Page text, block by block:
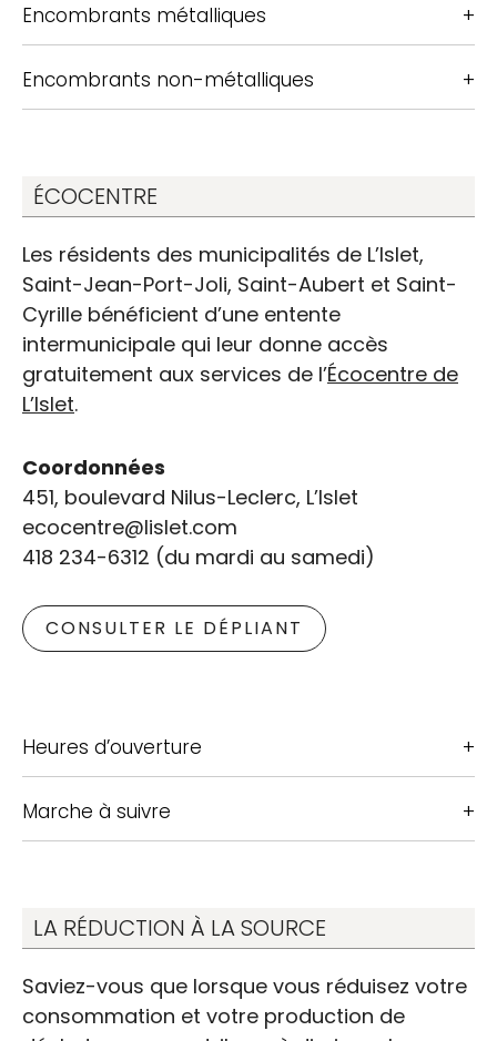
Encombrants métalliques
Encombrants non-métalliques
ÉCOCENTRE
Les résidents des municipalités de L’Islet,
Saint-Jean-Port-Joli, Saint-Aubert et Saint-
Cyrille bénéficient d’une entente
intermunicipale qui leur donne accès
gratuitement aux services de l’Écocentre de
L’Islet.
Coordonnées
451, boulevard Nilus-Leclerc, L’Islet
ecocentre@lislet.com
418 234-6312 (du mardi au samedi)
CONSULTER LE DÉPLIANT
Heures d’ouverture
Marche à suivre
LA RÉDUCTION À LA SOURCE
Saviez-vous que lorsque vous réduisez votre
consommation et votre production de